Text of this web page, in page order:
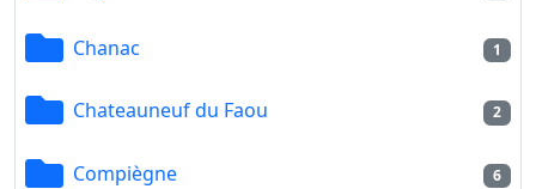
Chanac 1
Chateauneuf du Faou 2
Compiègne 6